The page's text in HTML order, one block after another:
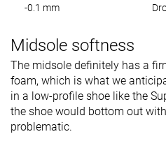
-0.1 mm
Midsole softness
The midsole definitely has a
foam, which is what we
in a low-profile shoe like the
the shoe would bottom out
problematic.